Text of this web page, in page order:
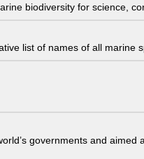
biodiversity for science,
list of names of all marine
governments and